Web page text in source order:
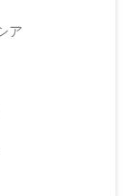
シア